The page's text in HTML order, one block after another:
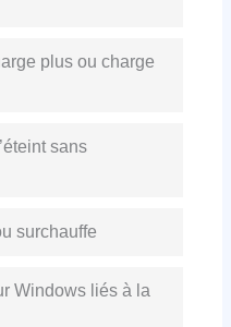
plus ou charge
sans
surchauffe
Windows liés à la